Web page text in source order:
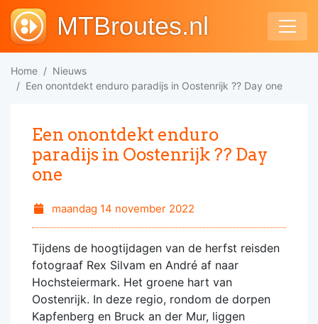
MTBroutes.nl
Home
Nieuws
Een onontdekt enduro paradijs in Oostenrijk ?? Day one
Een onontdekt enduro
paradijs in Oostenrijk ?? Day
one
maandag 14 november 2022
Tijdens de hoogtijdagen van de herfst reisden
fotograaf Rex Silvam en André af naar
Hochsteiermark. Het groene hart van
Oostenrijk. In deze regio, rondom de dorpen
Kapfenberg en Bruck an der Mur, liggen